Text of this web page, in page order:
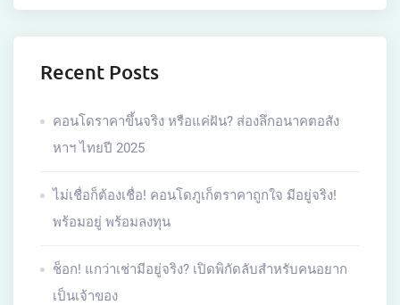
Recent Posts
คอนโดราคาขึ้นจริง หรือแค่ฝัน? ส่องลึกอนาคตอสัง
หาฯ ไทยปี 2025
ไม่เชื่อก็ต้องเชื่อ! คอนโดภูเก็ตราคาถูกใจ มีอยู่จริง!
พร้อมอยู่ พร้อมลงทุน
ช็อก! แกว่าเช่ามีอยู่จริง? เปิดพิกัดลับสำหรับคนอยาก
เป็นเจ้าของ